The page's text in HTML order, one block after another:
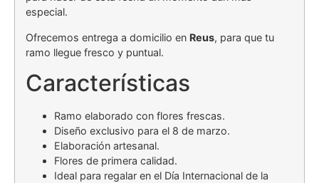
especial.
Ofrecemos entrega a domicilio en Reus, para que tu
ramo llegue fresco y puntual.
Características
Ramo elaborado con flores frescas.
Diseño exclusivo para el 8 de marzo.
Elaboración artesanal.
Flores de primera calidad.
Ideal para regalar en el Día Internacional de la